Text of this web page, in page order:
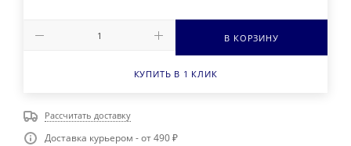
В КОРЗИНУ
КУПИТЬ В 1 КЛИК
Рассчитать доставку
Доставка курьером - от 490 ₽